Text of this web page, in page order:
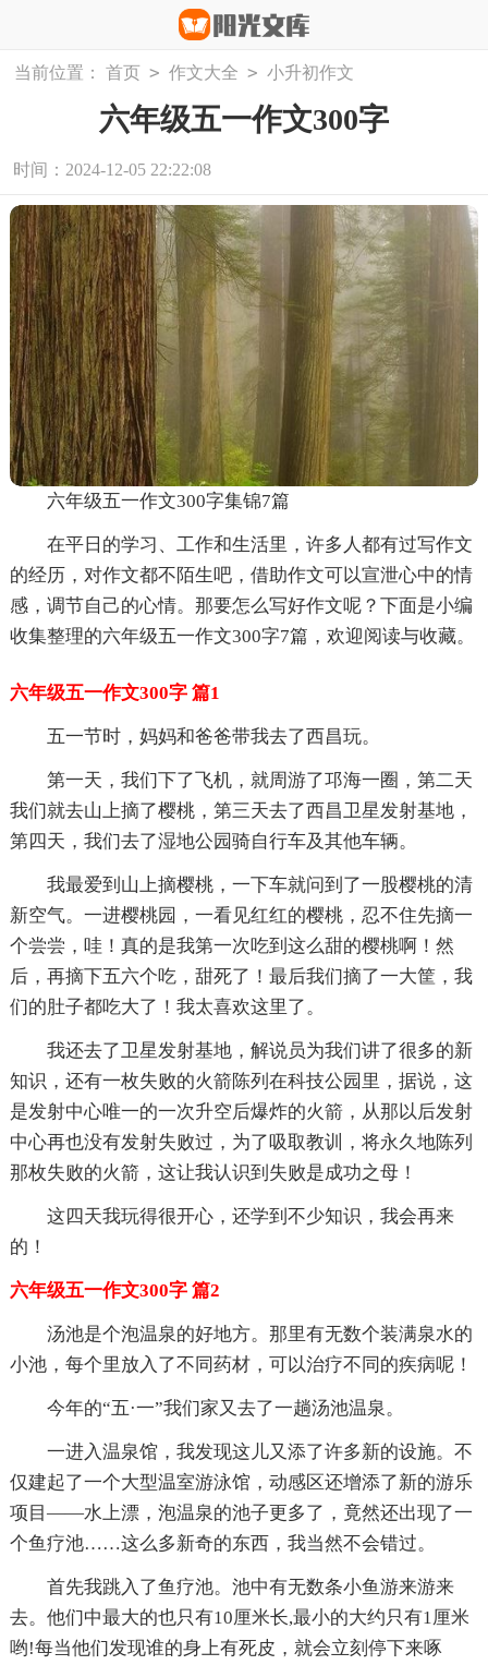
当前位置： 首页 > 作文大全 > 小升初作文
六年级五一作文300字
时间：2024-12-05 22:22:08
六年级五一作文300字集锦7篇
在平日的学习、工作和生活里，许多人都有过写作文
的经历，对作文都不陌生吧，借助作文可以宣泄心中的情
感，调节自己的心情。那要怎么写好作文呢？下面是小编
收集整理的六年级五一作文300字7篇，欢迎阅读与收藏。
六年级五一作文300字 篇1
五一节时，妈妈和爸爸带我去了西昌玩。
第一天，我们下了飞机，就周游了邛海一圈，第二天
我们就去山上摘了樱桃，第三天去了西昌卫星发射基地，
第四天，我们去了湿地公园骑自行车及其他车辆。
我最爱到山上摘樱桃，一下车就问到了一股樱桃的清
新空气。一进樱桃园，一看见红红的樱桃，忍不住先摘一
个尝尝，哇！真的是我第一次吃到这么甜的樱桃啊！然
后，再摘下五六个吃，甜死了！最后我们摘了一大筐，我
们的肚子都吃大了！我太喜欢这里了。
我还去了卫星发射基地，解说员为我们讲了很多的新
知识，还有一枚失败的火箭陈列在科技公园里，据说，这
是发射中心唯一的一次升空后爆炸的火箭，从那以后发射
中心再也没有发射失败过，为了吸取教训，将永久地陈列
那枚失败的火箭，这让我认识到失败是成功之母！
这四天我玩得很开心，还学到不少知识，我会再来
的！
六年级五一作文300字 篇2
汤池是个泡温泉的好地方。那里有无数个装满泉水的
小池，每个里放入了不同药材，可以治疗不同的疾病呢！
今年的“五·一”我们家又去了一趟汤池温泉。
一进入温泉馆，我发现这儿又添了许多新的设施。不
仅建起了一个大型温室游泳馆，动感区还增添了新的游乐
项目——水上漂，泡温泉的池子更多了，竟然还出现了一
个鱼疗池……这么多新奇的东西，我当然不会错过。
首先我跳入了鱼疗池。池中有无数条小鱼游来游来
去。他们中最大的也只有10厘米长,最小的大约只有1厘米
哟!每当他们发现谁的身上有死皮，就会立刻停下来啄